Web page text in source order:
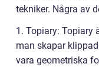
tekniker. Några av
1. Topiary: Topiary
man skapar
vara geometriska